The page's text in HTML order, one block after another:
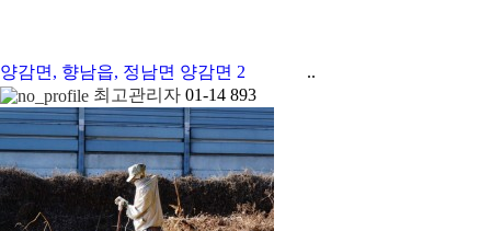
양감면, 향남읍, 정남면 양감면 2
..
최고관리자 01-14 893